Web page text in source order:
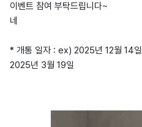
이벤트 참여 부탁드립니다~
네
* 개통 일자 : ex) 2025년 12월 14일
2025년 3월 19일